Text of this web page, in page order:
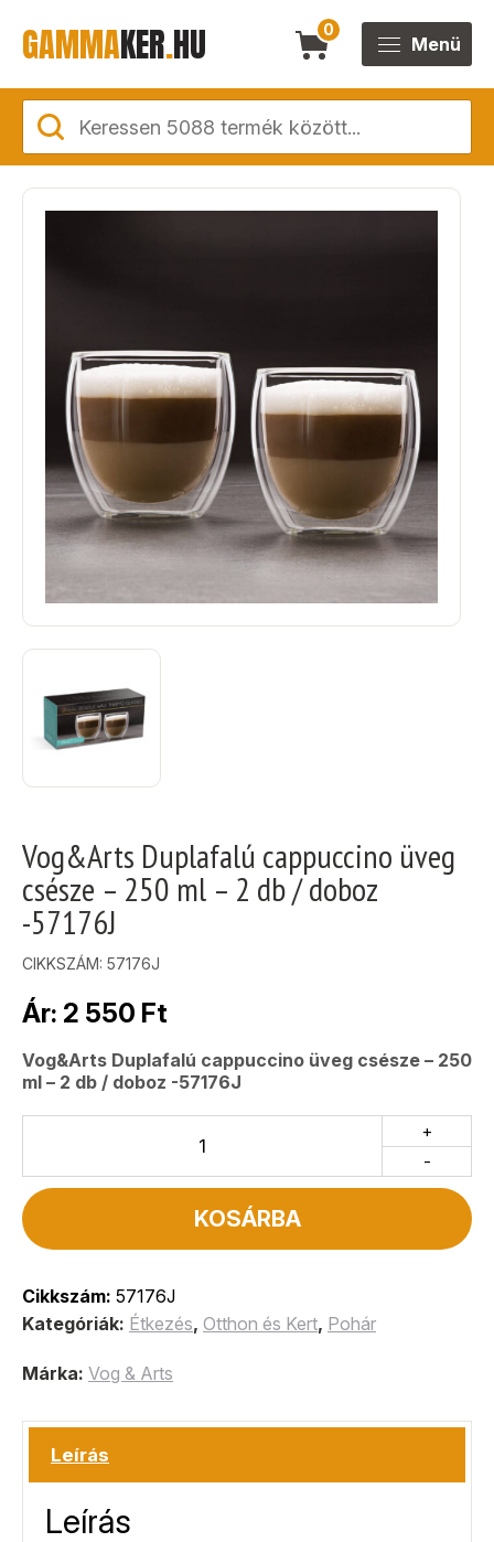
GAMMAKER.HU 0
Menü
Vog&Arts Duplafalú cappuccino üveg
csésze – 250 ml – 2 db / doboz
-57176J
CIKKSZÁM: 57176J
Ár: 2 550 Ft
Vog&Arts Duplafalú cappuccino üveg csésze – 250
ml – 2 db / doboz -57176J
-
+
KOSÁRBA
Cikkszám: 57176J
Kategóriák: Étkezés, Otthon és Kert, Pohár
Márka: Vog & Arts
Leírás
Leírás